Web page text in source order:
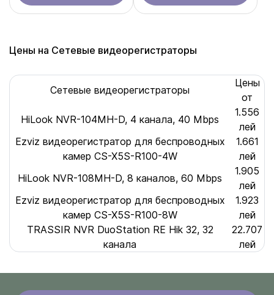
Цены на Сетевые видеорегистраторы
Сетевые видеорегистраторы
Цены
от
HiLook NVR-104MH-D, 4 канала, 40 Mbps
1.556
лей
Ezviz видеорегистратор для беспроводных
камер CS-X5S-R100-4W
1.661
лей
HiLook NVR-108MH-D, 8 каналов, 60 Mbps
1.905
лей
Ezviz видеорегистратор для беспроводных
камер CS-X5S-R100-8W
1.923
лей
TRASSIR NVR DuoStation RE Hik 32, 32
канала
22.707
лей